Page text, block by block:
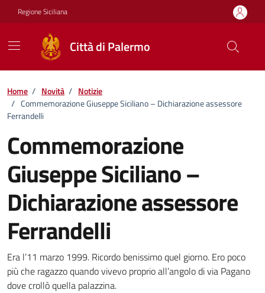
Vai ai contenuti
Vai al footer
Regione Siciliana
Città di Palermo
Home / Novità / Notizie
/ Commemorazione Giuseppe Siciliano – Dichiarazione assessore
Ferrandelli
Commemorazione
Giuseppe Siciliano –
Dichiarazione assessore
Ferrandelli
Dettagli della notizia
Era l’11 marzo 1999. Ricordo benissimo quel giorno. Ero poco
più che ragazzo quando vivevo proprio all’angolo di via Pagano
dove crollò quella palazzina.